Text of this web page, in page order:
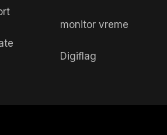
monitor vreme
Digiflag